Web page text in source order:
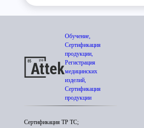
Обучение,
Сертификация
продукции,
Регистрация
медицинских
изделий,
Сертификация
продукции
Сертификация ТР ТС;